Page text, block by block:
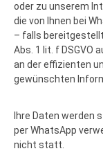
oder zu unserem
die von Ihnen bei
– falls
Abs. 1 lit. f DSGVO
an der effizienten
gewünschten
Ihre Daten werden
per WhatsApp
nicht statt.